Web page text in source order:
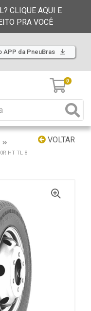
CLIQUE AQUI E
PRA VOCÊ
APP da PneuBras
0
VOLTAR
HT TL 8